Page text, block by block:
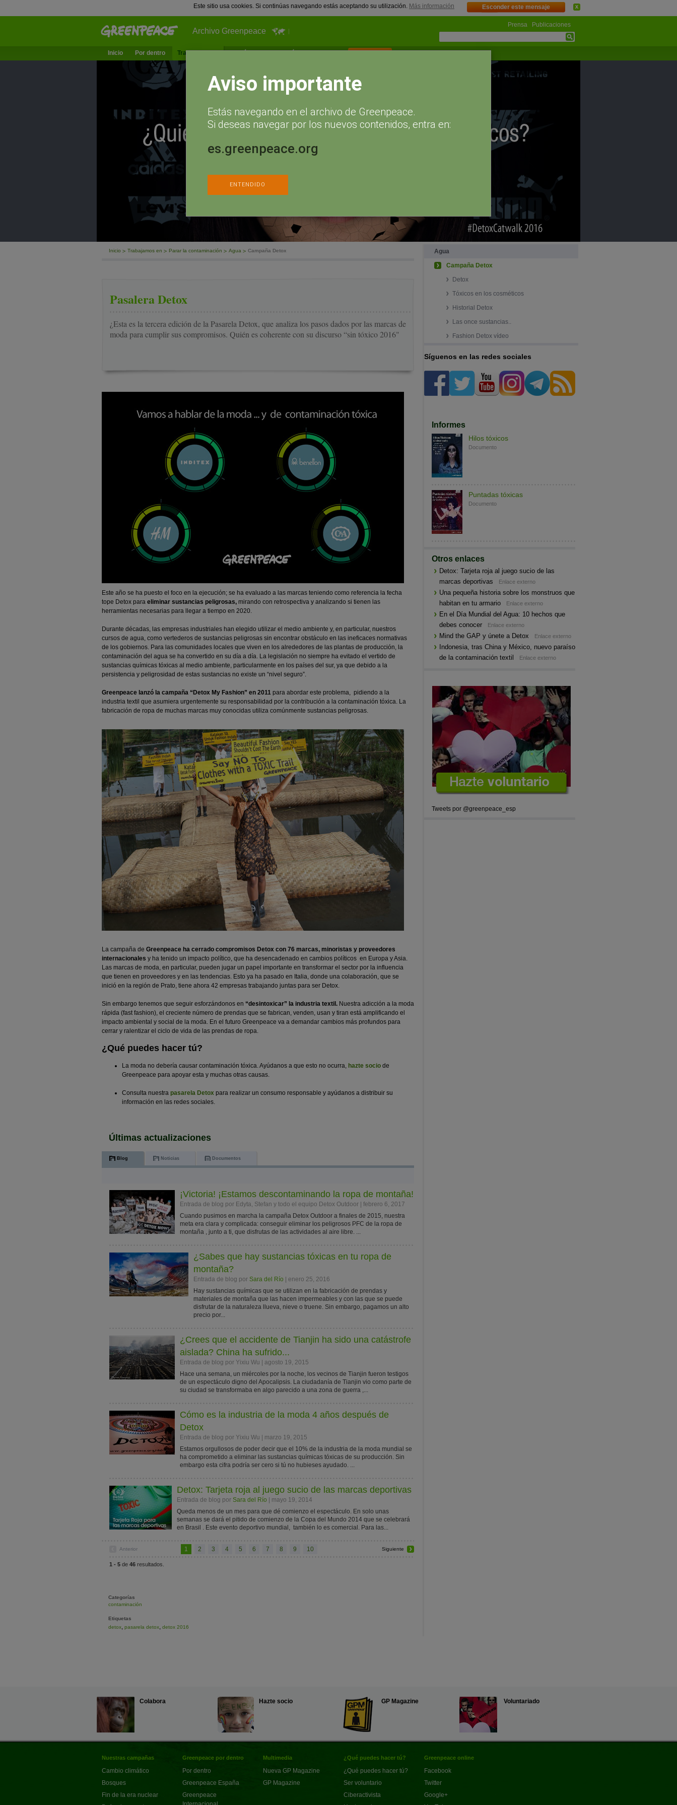
Este sitio usa cookies. Si continúas navegando estás aceptando su utilización. Más información Esconder este mensaje
Archivo Greenpeace
Prensa Publicaciones
Inicio Por dentro Trabajamos en ¿Qué puedes hacer tú? Actualidad Hazte socio
Inicio Trabajamos en Parar la contaminación Agua Campaña Detox
Pasalera Detox
¿Esta es la tercera edición de la Pasarela Detox, que analiza los pasos dados por las marcas de
moda para cumplir sus compromisos. Quién es coherente con su discurso “sin tóxico 2016"
Este año se ha puesto el foco en la ejecución; se ha evaluado a las marcas teniendo como referencia la fecha
tope Detox para eliminar sustancias peligrosas, mirando con retrospectiva y analizando si tienen las
herramientas necesarias para llegar a tiempo en 2020.
Durante décadas, las empresas industriales han elegido utilizar el medio ambiente y, en particular, nuestros
cursos de agua, como vertederos de sustancias peligrosas sin encontrar obstáculo en las ineficaces normativas
de los gobiernos. Para las comunidades locales que viven en los alrededores de las plantas de producción, la
contaminación del agua se ha convertido en su día a día. La legislación no siempre ha evitado el vertido de
sustancias químicas tóxicas al medio ambiente, particularmente en los países del sur, ya que debido a la
persistencia y peligrosidad de estas sustancias no existe un “nivel seguro”.
Greenpeace lanzó la campaña “Detox My Fashion” en 2011 para abordar este problema, pidiendo a la
industria textil que asumiera urgentemente su responsabilidad por la contribución a la contaminación tóxica. La
fabricación de ropa de muchas marcas muy conocidas utiliza comúnmente sustancias peligrosas.
La campaña de Greenpeace ha cerrado compromisos Detox con 76 marcas, minoristas y proveedores
internacionales y ha tenido un impacto político, que ha desencadenado en cambios políticos en Europa y Asia.
Las marcas de moda, en particular, pueden jugar un papel importante en transformar el sector por la influencia
que tienen en proveedores y en las tendencias. Esto ya ha pasado en Italia, donde una colaboración, que se
inició en la región de Prato, tiene ahora 42 empresas trabajando juntas para ser Detox.
Sin embargo tenemos que seguir esforzándonos en “desintoxicar” la industria textil. Nuestra adicción a la moda
rápida (fast fashion), el creciente número de prendas que se fabrican, venden, usan y tiran está amplificando el
impacto ambiental y social de la moda. En el futuro Greenpeace va a demandar cambios más profundos para
cerrar y ralentizar el ciclo de vida de las prendas de ropa.
¿Qué puedes hacer tú?
La moda no debería causar contaminación tóxica. Ayúdanos a que esto no ocurra, hazte socio de
Greenpeace para apoyar esta y muchas otras causas.
Consulta nuestra pasarela Detox para realizar un consumo responsable y ayúdanos a distribuir su
información en las redes sociales.
Últimas actualizaciones
Blog Noticias Documentos
¡Victoria! ¡Estamos descontaminando la ropa de montaña!
Entrada de blog por Edyta, Stefan y todo el equipo Detox Outdoor | febrero 6, 2017
Cuando pusimos en marcha la campaña Detox Outdoor a finales de 2015, nuestra
meta era clara y complicada: conseguir eliminar los peligrosos PFC de la ropa de
montaña , junto a ti, que disfrutas de las actividades al aire libre. ...
¿Sabes que hay sustancias tóxicas en tu ropa de
montaña?
Entrada de blog por Sara del Río | enero 25, 2016
Hay sustancias químicas que se utilizan en la fabricación de prendas y
materiales de montaña que las hacen impermeables y con las que se puede
disfrutar de la naturaleza llueva, nieve o truene. Sin embargo, pagamos un alto
precio por...
¿Crees que el accidente de Tianjin ha sido una catástrofe
aislada? China ha sufrido...
Entrada de blog por Yixiu Wu | agosto 19, 2015
Hace una semana, un miércoles por la noche, los vecinos de Tianjin fueron testigos
de un espectáculo digno del Apocalipsis. La ciudadanía de Tianjin vio como parte de
su ciudad se transformaba en algo parecido a una zona de guerra ,...
Cómo es la industria de la moda 4 años después de
Detox
Entrada de blog por Yixiu Wu | marzo 19, 2015
Estamos orgullosos de poder decir que el 10% de la industria de la moda mundial se
ha comprometido a eliminar las sustancias químicas tóxicas de su producción. Sin
embargo esta cifra podría ser cero si tú no hubieses ayudado. ...
Detox: Tarjeta roja al juego sucio de las marcas deportivas
Entrada de blog por Sara del Río | mayo 19, 2014
Queda menos de un mes para que dé comienzo el espectáculo. En solo unas
semanas se dará el pitido de comienzo de la Copa del Mundo 2014 que se celebrará
en Brasil . Este evento deportivo mundial, también lo es comercial. Para las...
Siguiente
Anterior 1 2 3 4 5 6 7 8 9 10
1 - 5 de 46 resultados.
Categorías
contaminación
Etiquetas
detox, pasarela detox, detox 2016
Agua
Campaña Detox
Detox
Tóxicos en los cosméticos
Historial Detox
Las once sustancias..
Fashion Detox vídeo
Síguenos en las redes sociales
Informes
Hilos tóxicos
Documento
Puntadas tóxicas
Documento
Otros enlaces
Detox: Tarjeta roja al juego sucio de las
marcas deportivas
Enlace externo
Una pequeña historia sobre los monstruos que
habitan en tu armario
Enlace externo
En el Día Mundial del Agua: 10 hechos que
debes conocer
Enlace externo
Mind the GAP y únete a Detox Enlace externo
Indonesia, tras China y México, nuevo paraíso
de la contaminación textil
Enlace externo
Tweets por @greenpeace_esp
Colabora Hazte socio GP Magazine Voluntariado
Nuestras campañas
Cambio climático
Bosques
Fin de la era nuclear
Greenpeace por dentro
Por dentro
Greenpeace España
Greenpeace
Multimedia
Nueva GP Magazine
GP Magazine
¿Qué puedes hacer tú?
¿Qué puedes hacer tú?
Ser voluntario
Ciberactivista
Greenpeace online
Facebook
Twitter
Google+
Aviso importante
Estás navegando en el archivo de Greenpeace.
Si deseas navegar por los nuevos contenidos, entra en:
es.greenpeace.org
ENTENDIDO